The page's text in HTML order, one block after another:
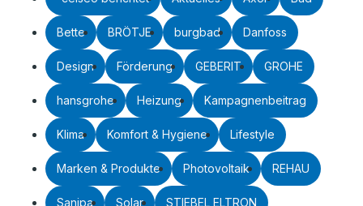
Bette BRÖTJE burgbad Danfoss
Design Förderung GEBERIT GROHE
hansgrohe Heizung Kampagnenbeitrag
Klima Komfort & Hygiene Lifestyle
Marken & Produkte Photovoltaik REHAU
Sanipa Solar STIEBEL ELTRON